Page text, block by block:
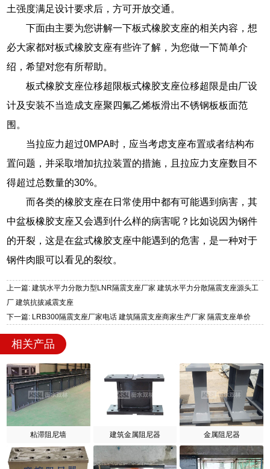
土强度满足设计要求后，方可开放交通。
下面由主要为您讲解一下板式橡胶支座的相关内容，想
必大家都对板式橡胶支座有些许了解，为您做一下简单介
绍，希望对您有所帮助。
板式橡胶支座位移超限板式橡胶支座位移超限是由厂设
计及安装不当造成支座聚四氟乙烯板滑出不锈钢板板面范
围。
当拉应力超过0MPA时，应当考虑支座布置或者结构布
置问题，并采取增加抗拉装置的措施，且拉应力支座数目不
得超过总数量的30%。
而各类的橡胶支座在日常使用中都有可能遇到病害，其
中盆板橡胶支座又会遇到什么样的病害呢？比如说因为钢件
的开裂，这是在盆式橡胶支座中能遇到的危害，是一种对于
钢件肉眼可以看见的裂纹。
上一篇: 建筑水平力分散力型LNR隔震支座厂家 建筑水平力分散隔震支座源头工
厂 建筑抗拔减震支座
下一篇: LRB300隔震支座厂家电话 建筑隔震支座商家生产厂家 隔震支座单价
相关产品
粘滞阻尼墙 建筑金属阻尼器 金属阻尼器